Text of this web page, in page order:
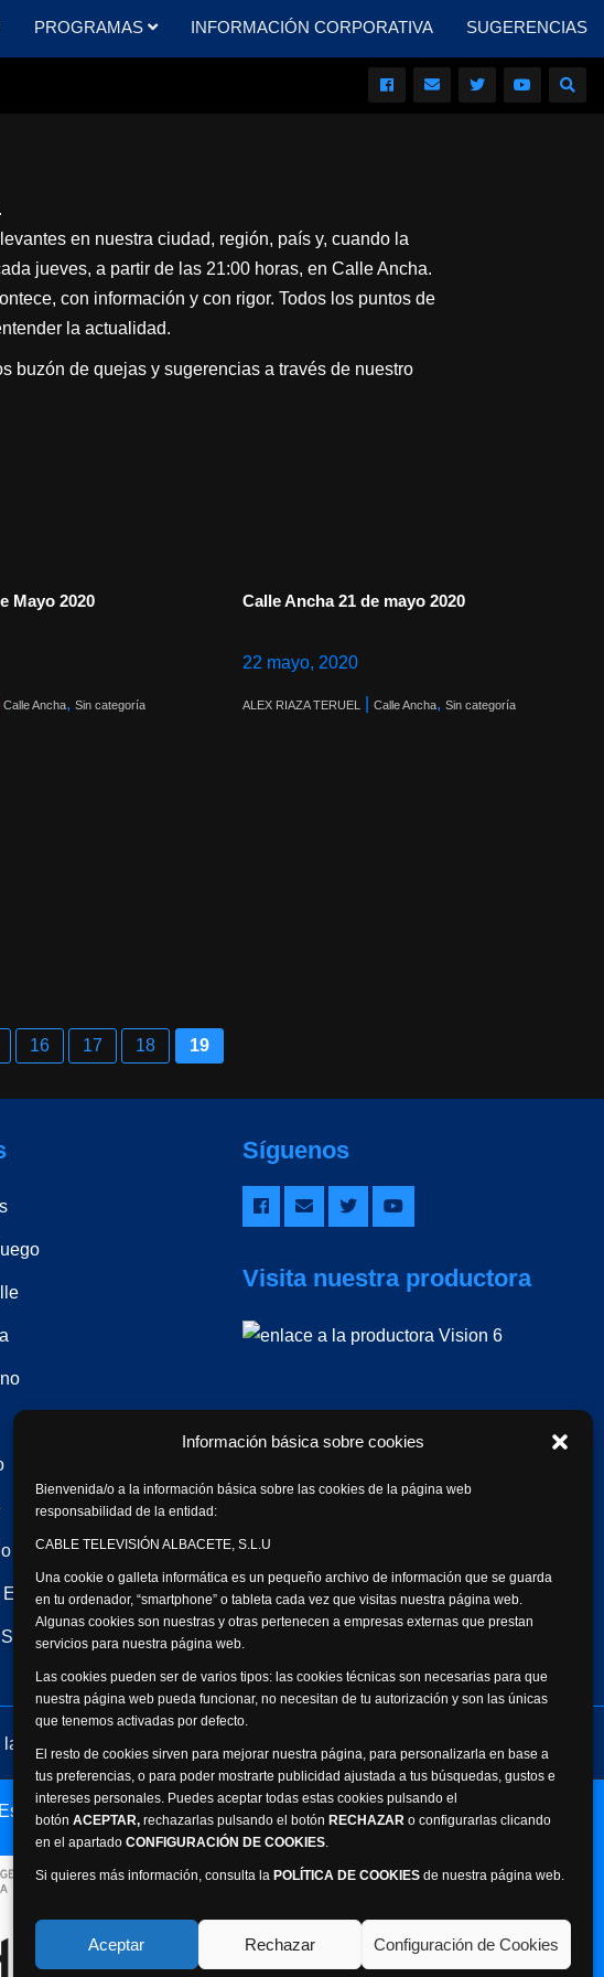
Información básica sobre cookies
Bienvenida/o a la información básica sobre las cookies de la página web
responsabilidad de la entidad:
CABLE TELEVISIÓN ALBACETE, S.L.U
Una cookie o galleta informática es un pequeño archivo de información que se guarda
en tu ordenador, “smartphone” o tableta cada vez que visitas nuestra página web.
Algunas cookies son nuestras y otras pertenecen a empresas externas que prestan
servicios para nuestra página web.
Las cookies pueden ser de varios tipos: las cookies técnicas son necesarias para que
nuestra página web pueda funcionar, no necesitan de tu autorización y son las únicas
que tenemos activadas por defecto.
El resto de cookies sirven para mejorar nuestra página, para personalizarla en base a
tus preferencias, o para poder mostrarte publicidad ajustada a tus búsquedas, gustos e
intereses personales. Puedes aceptar todas estas cookies pulsando el
botón ACEPTAR, rechazarlas pulsando el botón RECHAZAR o configurarlas clicando
en el apartado CONFIGURACIÓN DE COOKIES.
Si quieres más información, consulta la POLÍTICA DE COOKIES de nuestra página web.
Aceptar Rechazar Configuración de Cookies
PROGRAMAS INFORMACIÓN CORPORATIVA SUGERENCIAS
en nuestra ciudad, región, país y, cuando la
jueves, a partir de las 21:00 horas, en Calle Ancha.
con información y con rigor. Todos los puntos de
la actualidad.
buzón de quejas y sugerencias a través de nuestro
Mayo 2020
Calle Ancha, Sin categoría
Calle Ancha 21 de mayo 2020
22 mayo, 2020
ALEX RIAZA TERUEL Calle Ancha, Sin categoría
16 17 18 19
Común
Especiales
Síguenos
Visita nuestra productora
protección de datos personales Canal Ético
-
Webmaster: Atalantic